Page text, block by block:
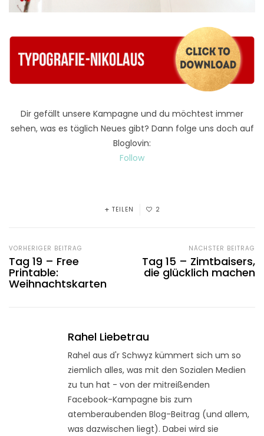
Dir gefällt unsere Kampagne und du möchtest immer
sehen, was es täglich Neues gibt? Dann folge uns doch auf
Bloglovin:
Follow
TEILEN 2
VORHERIGER BEITRAG
Tag 19 – Free
Printable:
Weihnachtskarten
NÄCHSTER BEITRAG
Tag 15 – Zimtbaisers,
die glücklich machen
Rahel Liebetrau
Rahel aus d'r Schwyz kümmert sich um so
ziemlich alles, was mit den Sozialen Medien
zu tun hat - von der mitreißenden
Facebook-Kampagne bis zum
atemberaubenden Blog-Beitrag (und allem,
was dazwischen liegt). Dabei wird sie